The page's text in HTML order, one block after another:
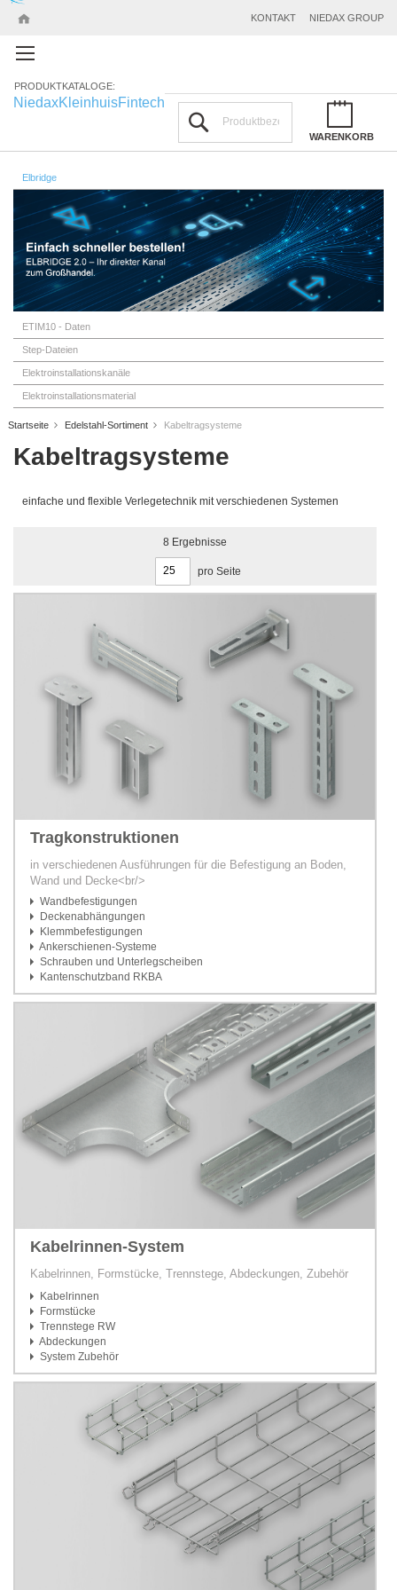
NIEDAX GROUP
KONTAKT
PRODUKTKATALOGE:
NiedaxKleinhuisFintech
WARENKORB
Elbridge
ETIM10 - Daten
Step-Dateien
Elektroinstallationskanäle
Elektroinstallationsmaterial
Startseite Edelstahl-Sortiment Kabeltragsysteme
Kabeltragsysteme
einfache und flexible Verlegetechnik mit verschiedenen Systemen
8 Ergebnisse
pro Seite
Tragkonstruktionen
in verschiedenen Ausführungen für die Befestigung an Boden,
Wand und Decke<br/>
Wandbefestigungen
Deckenabhängungen
Klemmbefestigungen
Ankerschienen-Systeme
Schrauben und Unterlegscheiben
Kantenschutzband RKBA
Kabelrinnen-System
Kabelrinnen, Formstücke, Trennstege, Abdeckungen, Zubehör
Kabelrinnen
Formstücke
Trennstege RW
Abdeckungen
System Zubehör